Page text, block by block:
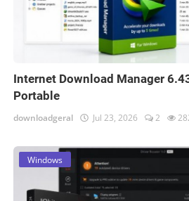
Internet Download Manager
Portable
downloadgeral Jul 23, 2026 2
Windows